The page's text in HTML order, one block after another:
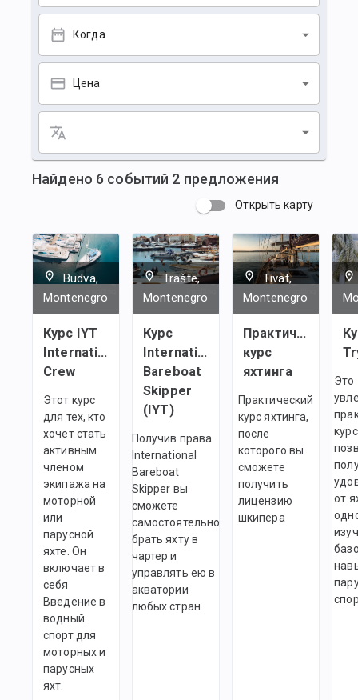
Когда
Цена
Найдено 6 событий 2 предложения
Открыть карту
Budva,
Montenegro
Курс IYT
International
Crew
Этот курс
для тех, кто
хочет стать
активным
членом
экипажа на
моторной
или
парусной
яхте. Он
включает в
себя
Введение в
водный
спорт для
моторных и
парусных
яхт.
Trašte,
Montenegro
Курс
International
Bareboat
Skipper
(IYT)
Получив права
International
Bareboat
Skipper вы
сможете
самостоятельно
брать яхту в
чартер и
управлять ею в
акватории
любых стран.
Tivat,
Montenegro
Практический
курс
яхтинга
Практический
курс яхтинга,
после
которого вы
сможете
получить
лицензию
шкипера
Это
от